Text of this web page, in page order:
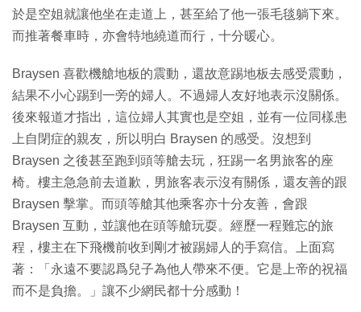
於是空姐就讓他坐在走道上，甚至給了他一張毛毯躺下來。
而推著餐車時，亦會特地繞道而行，十分暖心。
Braysen 喜歡機艙地板的震動，還故意踢地板去感受震動，
結果不小心踢到一旁的婦人。不過婦人友好地表示沒關係。
後來報道才指出，這位婦人其實也是空姐，並有一位同樣患
上自閉症的親友，所以明白 Braysen 的感受。沒想到
Braysen 之後甚至跑到頭等艙去玩，狂踢一名男旅客的座
椅。樓主急急前去道歉，男旅客表示沒有關係，還友善的跟
Braysen 擊掌。而頭等艙其他乘客亦十分友善，會跟
Braysen 互動，並讓他在頭等艙玩耍。經歷一程難忘的旅
程，樓主在下飛機前收到剛才被踢婦人的手寫信。上面寫
著：「永遠不要認爲兒子為他人帶來不便。它是上帝的祝福
而不是負擔。」讓不少網民都十分感動！